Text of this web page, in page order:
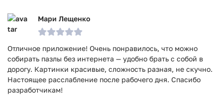
Мари Лещенко
Отличное приложение! Очень понравилось, что можно
собирать пазлы без интернета — удобно брать с собой в
дорогу. Картинки красивые, сложность разная, не скучно.
Настоящее расслабление после рабочего дня. Спасибо
разработчикам!